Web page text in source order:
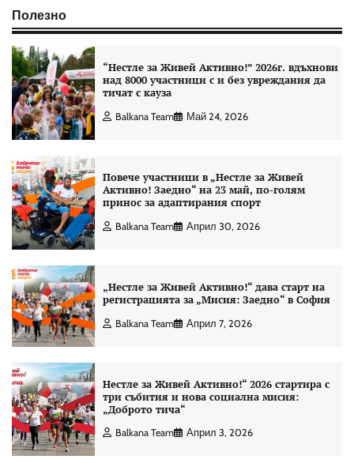
Полезно
“Нестле за Живей Aктивно!” 2026г. вдъхнови
над 8000 участници с и без увреждания да
тичат с кауза
Balkana Team Май 24, 2026
Повече участници в „Нестле за Живей
Активно! Заедно“ на 23 май, по-голям
принос за адаптирания спорт
Balkana Team Април 30, 2026
„Нестле за Живей Активно!“ дава старт на
регистрацията за „Мисия: Заедно“ в София
Balkana Team Април 7, 2026
Нестле за Живей Активно!“ 2026 стартира с
три събития и нова социална мисия:
„Доброто тича“
Balkana Team Април 3, 2026